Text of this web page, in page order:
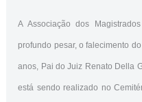
A Associação dos
profundo pesar, o falecimento
anos, Pai do Juiz Renato Della
está sendo realizado no